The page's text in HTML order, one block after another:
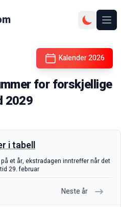
Kalender2026
for forskjellige
2029
i tabell
et år, ekstradagen inntreffer når det
29. februar
Neste år